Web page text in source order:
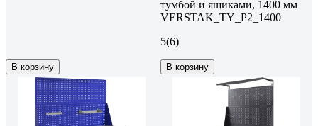
В корзину
тумбой и ящиками, 1400 мм
VERSTAK_ТY_Р2_1400
5(6)
В корзину